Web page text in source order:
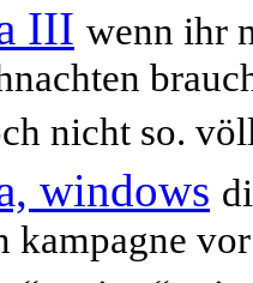
III wenn ihr
nicht so.
windows
kampagne